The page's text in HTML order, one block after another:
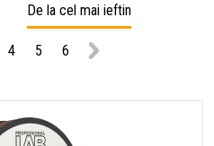
ABS+,
1,75mm,
1000g,
De la cel mai ieftin
4 5 6